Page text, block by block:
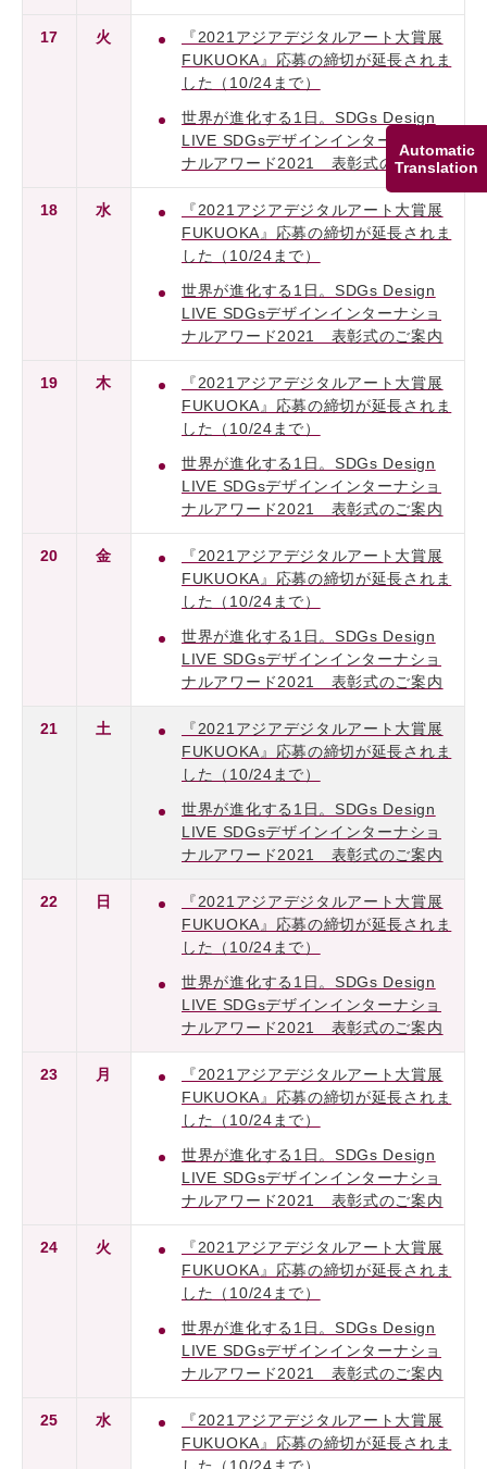
Automatic
Translation
17 火
『2021アジアデジタルアート大賞展
FUKUOKA』応募の締切が延長されま
した（10/24まで）
世界が進化する1日。SDGs Design
LIVE SDGsデザインインターナショ
ナルアワード2021 表彰式のご案内
18 水
『2021アジアデジタルアート大賞展
FUKUOKA』応募の締切が延長されま
した（10/24まで）
世界が進化する1日。SDGs Design
LIVE SDGsデザインインターナショ
ナルアワード2021 表彰式のご案内
19 木
『2021アジアデジタルアート大賞展
FUKUOKA』応募の締切が延長されま
した（10/24まで）
世界が進化する1日。SDGs Design
LIVE SDGsデザインインターナショ
ナルアワード2021 表彰式のご案内
20 金
『2021アジアデジタルアート大賞展
FUKUOKA』応募の締切が延長されま
した（10/24まで）
世界が進化する1日。SDGs Design
LIVE SDGsデザインインターナショ
ナルアワード2021 表彰式のご案内
21 土
『2021アジアデジタルアート大賞展
FUKUOKA』応募の締切が延長されま
した（10/24まで）
世界が進化する1日。SDGs Design
LIVE SDGsデザインインターナショ
ナルアワード2021 表彰式のご案内
22 日
『2021アジアデジタルアート大賞展
FUKUOKA』応募の締切が延長されま
した（10/24まで）
世界が進化する1日。SDGs Design
LIVE SDGsデザインインターナショ
ナルアワード2021 表彰式のご案内
23 月
『2021アジアデジタルアート大賞展
FUKUOKA』応募の締切が延長されま
した（10/24まで）
世界が進化する1日。SDGs Design
LIVE SDGsデザインインターナショ
ナルアワード2021 表彰式のご案内
24 火
『2021アジアデジタルアート大賞展
FUKUOKA』応募の締切が延長されま
した（10/24まで）
世界が進化する1日。SDGs Design
LIVE SDGsデザインインターナショ
ナルアワード2021 表彰式のご案内
25 水
『2021アジアデジタルアート大賞展
FUKUOKA』応募の締切が延長されま